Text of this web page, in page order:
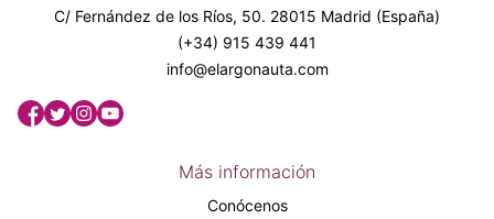
C/ Fernández de los Ríos, 50. 28015 Madrid (España)
(+34) 915 439 441
info@elargonauta.com
Más información
Conócenos